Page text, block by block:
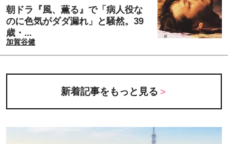
朝ドラ『風、薫る』で「病人役な
のに色気がダダ漏れ」と騒然。39
歳・...
加賀谷健
新着記事をもっと見る